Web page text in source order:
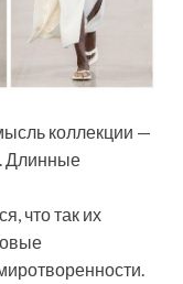
коллекции —
Длинные
что так их